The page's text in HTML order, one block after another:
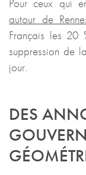
Pour ceux qui
autour de
Français les 20
suppression de
jour.
DES